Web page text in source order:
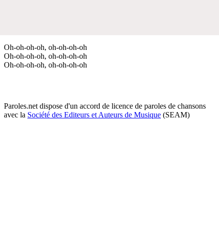
Oh-oh-oh-oh, oh-oh-oh-oh
Oh-oh-oh-oh, oh-oh-oh-oh
Oh-oh-oh-oh, oh-oh-oh-oh
Paroles.net dispose d'un accord de licence de paroles de chansons
avec la Société des Editeurs et Auteurs de Musique (SEAM)